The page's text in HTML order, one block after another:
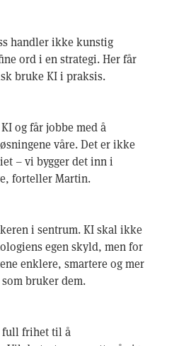
handler ikke kunstig
ord i en strategi. Her får
bruke KI i praksis.
og får jobbe med å
våre. Det er ikke
– vi bygger det inn i
forteller Martin.
i sentrum. KI skal ikke
egen skyld, men for
enklere, smartere og mer
bruker dem.
full frihet til å